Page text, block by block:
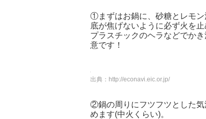
①まずはお鍋に、砂糖とレモン
底が焦げないように必ず火を
プラスチックのヘラなどでか
意です！
出典： http://econavi.eic.or.jp/
②鍋の周りにフツフツとした気
めます(中火くらい)。